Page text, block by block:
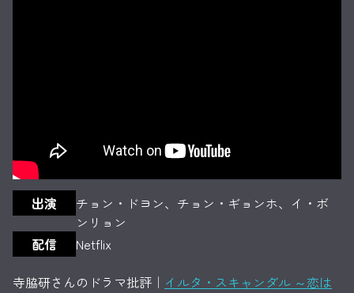
出演
チョン・ドヨン、チョン・ギョンホ、イ・ボ
ンリョン
配信
Netflix
寺脇研さんのドラマ批評｜ イルタ・スキャンダル ～恋は